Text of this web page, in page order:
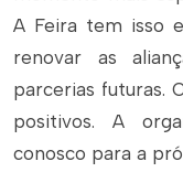
A Feira tem isso
renovar as
parcerias futuras.
positivos. A
conosco para a